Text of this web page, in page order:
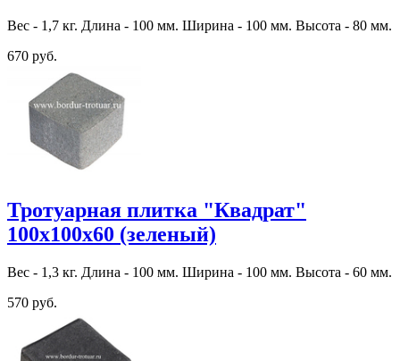
Вес - 1,7 кг. Длина - 100 мм. Ширина - 100 мм. Высота - 80 мм.
670 руб.
Тротуарная плитка "Квадрат"
100х100х60 (зеленый)
Вес - 1,3 кг. Длина - 100 мм. Ширина - 100 мм. Высота - 60 мм.
570 руб.